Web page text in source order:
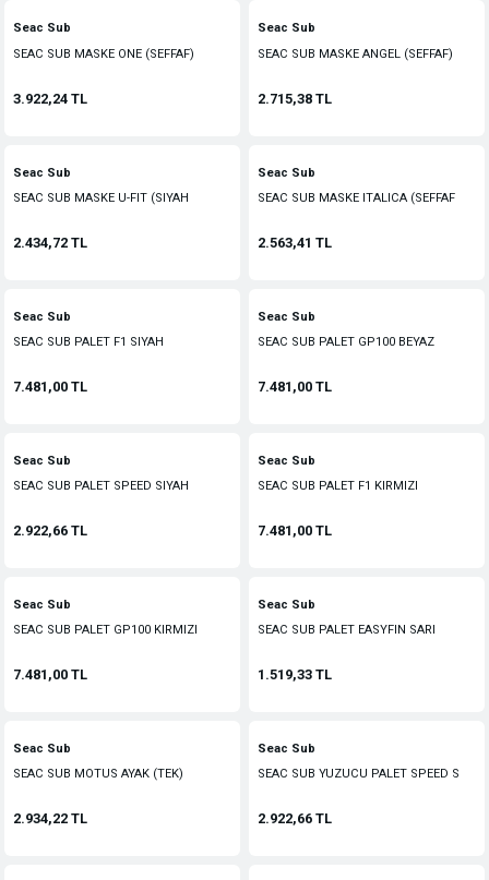
Seac Sub
SEAC SUB MASKE ONE (SEFFAF)
3.922,24 TL
Seac Sub
SEAC SUB MASKE ANGEL (SEFFAF)
2.715,38 TL
Seac Sub
SEAC SUB MASKE U-FIT (SIYAH
2.434,72 TL
Seac Sub
SEAC SUB MASKE ITALICA (SEFFAF
2.563,41 TL
Seac Sub
SEAC SUB PALET F1 SIYAH
7.481,00 TL
Seac Sub
SEAC SUB PALET GP100 BEYAZ
7.481,00 TL
Seac Sub
SEAC SUB PALET SPEED SIYAH
2.922,66 TL
Seac Sub
SEAC SUB PALET F1 KIRMIZI
7.481,00 TL
Seac Sub
SEAC SUB PALET GP100 KIRMIZI
7.481,00 TL
Seac Sub
SEAC SUB PALET EASYFIN SARI
1.519,33 TL
Seac Sub
SEAC SUB MOTUS AYAK (TEK)
2.934,22 TL
Seac Sub
SEAC SUB YUZUCU PALET SPEED S
2.922,66 TL